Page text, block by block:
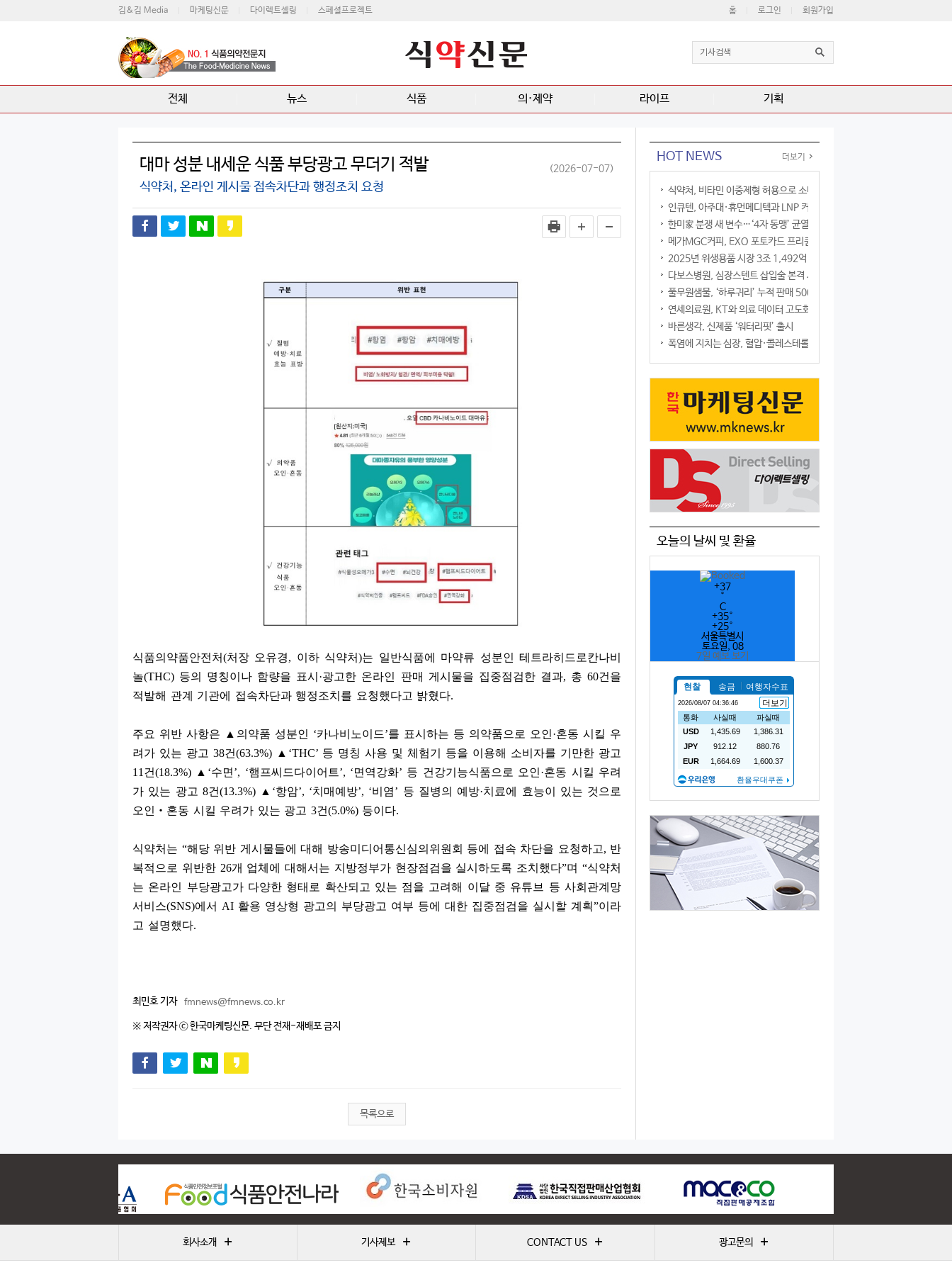
김&김 Media 마케팅신문 다이렉트셀링 스페셜프로젝트 홈 로그인 회원가입
전체 뉴스 식품 의·제약 라이프 기획
대마 성분 내세운 식품 부당광고 무더기 적발 (2026-07-07)
식약처, 온라인 게시물 접속차단과 행정조치 요청
식품의약품안전처(처장 오유경, 이하 식약처)는 일반식품에 마약류 성분인 테트라히드로칸나비
놀(THC) 등의 명칭이나 함량을 표시 ·광고한 온라인 판매 게시물을 집중점검한 결과, 총60건을
적발해 관계 기관에 접속차단과 행정조치를 요청했다고 밝혔다.
주요 위반 사항은 ▲ 의약품 성분인 ‘카나비노이드’를 표시하는 등 의약품으로 오인·혼동 시킬 우
려가 있는 광고38건(63.3%) ▲ ‘THC’ 등 명칭 사용 및 체험기 등을 이용해 소비자를 기만한 광고
11 건(18.3%) ▲ ‘수면 ’, ‘햄프씨드다이어트’, ‘면역강화’ 등 건강기능식품으로 오인·혼동 시킬 우려
가 있는 광고 8건(13.3%) ▲ ‘항암’, ‘치매예방’, ‘비염’ 등 질병의 예방·치료에 효능이 있는 것으로
오인 ‧ 혼동 시킬 우려가 있는 광고 3건(5.0%) 등이다.
식약처는 “해당 위반 게시물들에 대해 방송미디어통신심의위원회 등에 접속 차단을 요청하고, 반
복적으로 위반한 26개 업체에 대해서는 지방정부가 현장점검을 실시하도록 조치했다”며“식약처
는 온라인 부당광고가 다양한 형태로 확산되고 있는 점을 고려해 이달 중 유튜브 등 사회관계망
서비스(SNS)에서 AI 활용 영상형 광고의 부당광고 여부 등에 대한 집중점검을 실시할 계획”이라
고 설명했다.
최민호 기자 fmnews@fmnews.co.kr
※ 저작권자 ⓒ 한국마케팅신문. 무단 전재-재배포 금지
목록으로
HOT NEWS 더보기
식약처, 비타민 이중제형 허용으로 소비자 선택권 확대
인큐텐, 아주대·휴먼메디텍과 LNP 커큐민 공동연구
한미家 분쟁 새 변수…‘4자 동맹’ 균열 현실화
메가MGC커피, EXO 포토카드 프리퀀시 이벤트
2025년 위생용품 시장 3조 1,492억 원
다보스병원, 심장스텐트 삽입술 본격 시행
풀무원샘물, ‘하루귀리’ 누적 판매 500만 병 돌파
연세의료원, KT와 의료 데이터 고도화 협력
바른생각, 신제품 ‘워터리핏’ 출시
폭염에 지치는 심장, 혈압·콜레스테롤만 챙기면 될까?
오늘의 날씨 및 환율
+37
°
C
+35°
+25°
서울특별시
토요일, 08
7일 예보 보기
회사소개 + 기사제보 + CONTACT US + 광고문의 +